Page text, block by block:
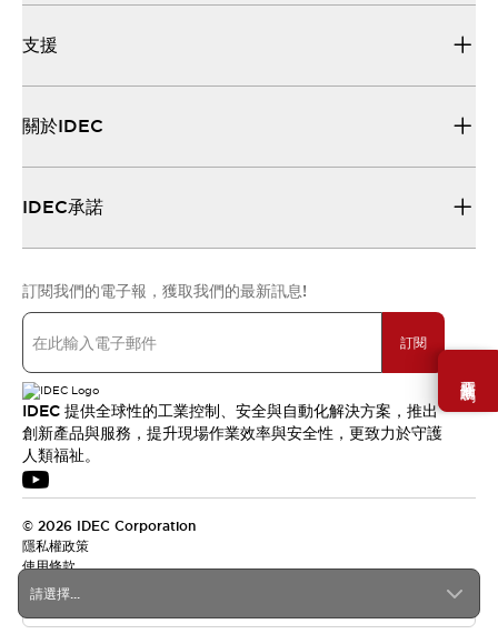
需要幫助嗎？
請選擇...
支援
關於IDEC
IDEC承諾
訂閱我們的電子報，獲取我們的最新訊息!
訂閱
IDEC 提供全球性的工業控制、安全與自動化解決方案，推出
創新產品與服務，提升現場作業效率與安全性，更致力於守護
人類福祉。
© 2026 IDEC Corporation
隱私權政策
使用條款
台灣